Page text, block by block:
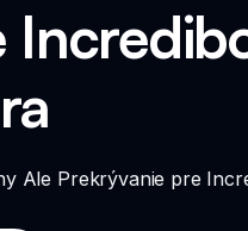
Ale Prekrývanie pre